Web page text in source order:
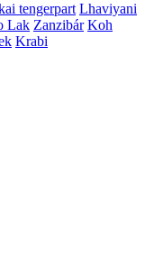
tengerpart Lhaviyani
Lak Zanzibár Koh
Krabi